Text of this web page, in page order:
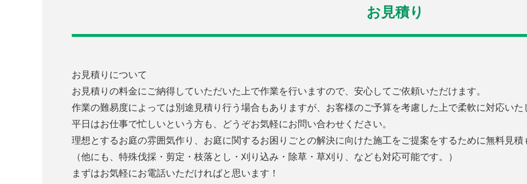
お見積り
お見積りについて
お見積りの料金にご納得していただいた上で作業を行いますので、安心してご依頼いただけます。
作業の難易度によっては別途見積り行う場合もありますが、お客様のご予算を考慮した上で柔軟に対応いた
平日はお仕事で忙しいという方も、どうぞお気軽にお問い合わせください。
理想とするお庭の雰囲気作り、お庭に関するお困りごとの解決に向けた施工をご提案をするために無料見
（他にも、特殊伐採・剪定・枝落とし・刈り込み・除草・草刈り、なども対応可能です。）
まずはお気軽にお電話いただければと思います！